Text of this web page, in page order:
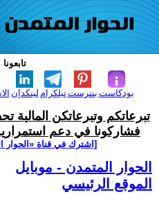
لينكدإن تيلكرامبنترست بودكاست
تبرعاتكم وتبرعاتكن المالية
فشاركونا في دعم
[اشترك في قناة ‫«الحوار
الحوار المتمدن - موبايل
الموقع الرئيسي